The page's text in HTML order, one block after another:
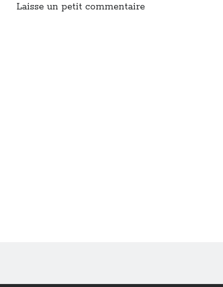
Laisse un petit commentaire